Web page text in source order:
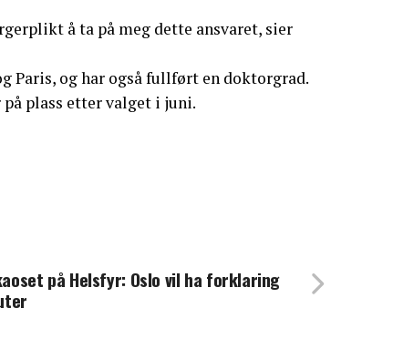
å ta på meg dette ansvaret, sier
Paris, og har også fullført en doktorgrad.
plass etter valget i juni.
på Helsfyr: Oslo vil ha forklaring